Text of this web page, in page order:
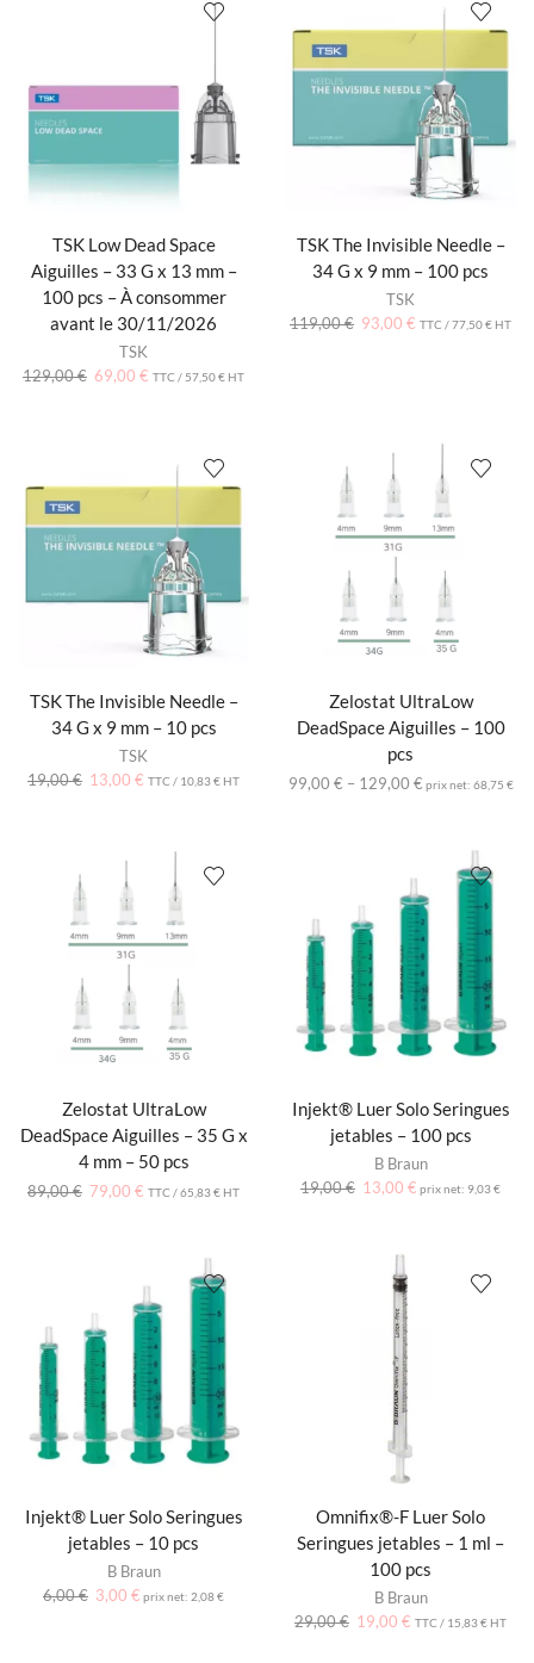
TSK Low Dead Space
Aiguilles – 33 G x 13 mm –
100 pcs – À consommer
avant le 30/11/2026
TSK
129,00€ 69,00 € TTC / 57,50€ HT
TSK The Invisible Needle –
34 G x 9 mm – 100 pcs
TSK
119,00€ 93,00 € TTC /77,50€ HT
TSK The Invisible Needle –
34 G x 9 mm – 10 pcs
TSK
19,00€ 13,00 € TTC / 10,83€ HT
Zelostat UltraLow
DeadSpace Aiguilles – 100
pcs
99,00 € – 129,00 € prix net: 68,75 €
Zelostat UltraLow
DeadSpace Aiguilles – 35 G x
4 mm – 50 pcs
89,00€ 79,00 € TTC /65,83€ HT
Injekt® Luer Solo Seringues
jetables – 100 pcs
B Braun
19,00€ 13,00 € prix net: 9,03€
Injekt® Luer Solo Seringues
jetables – 10 pcs
B Braun
6,00€ 3,00 € prix net: 2,08€
Omnifix®-F Luer Solo
Seringues jetables – 1 ml –
100 pcs
B Braun
29,00€ 19,00 € TTC / 15,83€ HT